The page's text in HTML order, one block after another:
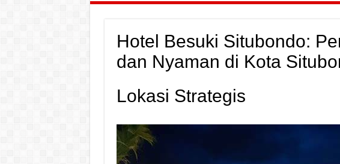
Hotel Besuki Situbondo:
dan Nyaman di Kota
Lokasi Strategis